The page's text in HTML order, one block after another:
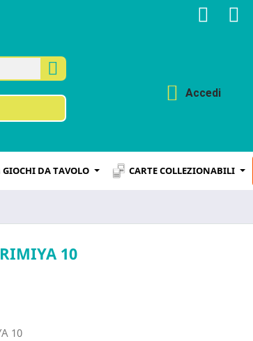
Accedi
GIOCHI DA TAVOLO CARTE COLLEZIONABILI
10
10